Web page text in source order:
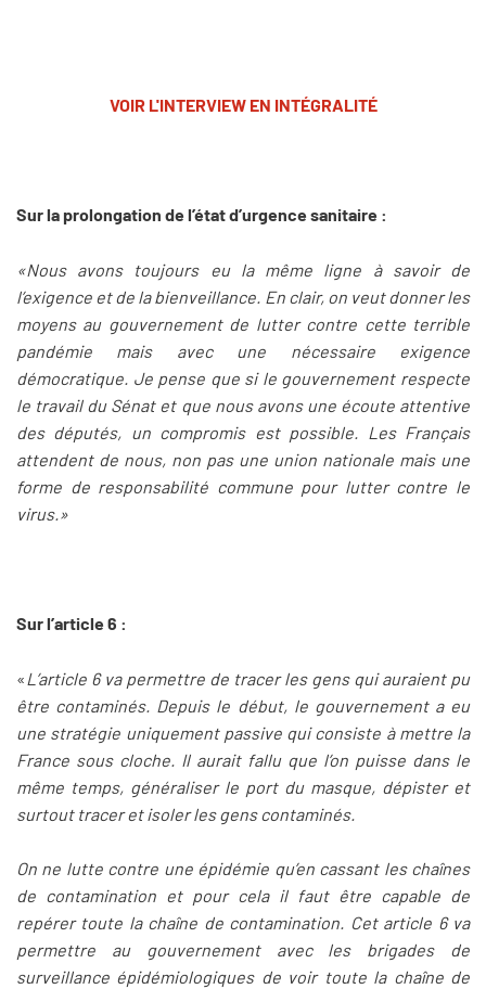
VOIR L'INTERVIEW EN INTÉGRALITÉ
Sur la prolongation de l’état d’urgence sanitaire :
«Nous avons toujours eu la même ligne à savoir de
l’exigence et de la bienveillance. En clair, on veut donner les
moyens au gouvernement de lutter contre cette terrible
pandémie mais avec une nécessaire exigence
démocratique. Je pense que si le gouvernement respecte
le travail du Sénat et que nous avons une écoute attentive
des députés, un compromis est possible. Les Français
attendent de nous, non pas une union nationale mais une
forme de responsabilité commune pour lutter contre le
virus.»
Sur l’article 6 :
« L’article 6 va permettre de tracer les gens qui auraient pu
être contaminés. Depuis le début, le gouvernement a eu
une stratégie uniquement passive qui consiste à mettre la
France sous cloche. Il aurait fallu que l’on puisse dans le
même temps, généraliser le port du masque, dépister et
surtout tracer et isoler les gens contaminés.
On ne lutte contre une épidémie qu’en cassant les chaînes
de contamination et pour cela il faut être capable de
repérer toute la chaîne de contamination. Cet article 6 va
permettre au gouvernement avec les brigades de
surveillance épidémiologiques de voir toute la chaîne de